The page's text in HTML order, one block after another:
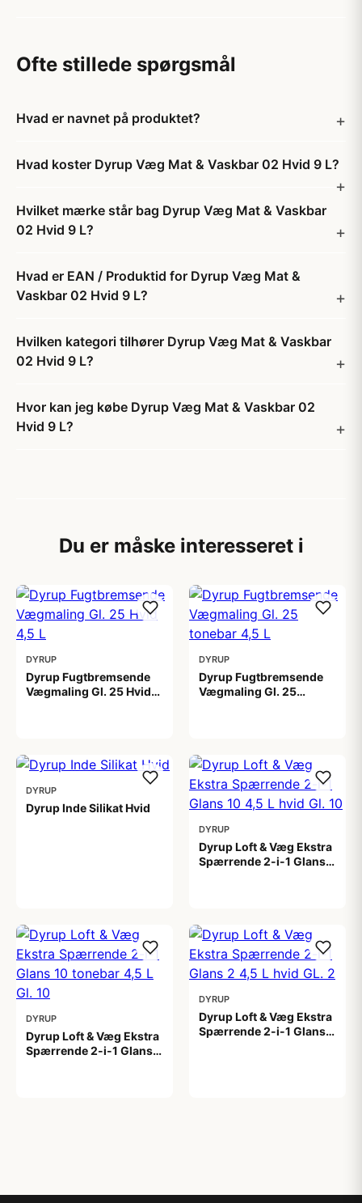
Ofte stillede spørgsmål
Hvad er navnet på produktet?
Hvad koster Dyrup Væg Mat & Vaskbar 02 Hvid 9 L?
Hvilket mærke står bag Dyrup Væg Mat & Vaskbar
02 Hvid 9 L?
Hvad er EAN / Produktid for Dyrup Væg Mat &
Vaskbar 02 Hvid 9 L?
Hvilken kategori tilhører Dyrup Væg Mat & Vaskbar
02 Hvid 9 L?
Hvor kan jeg købe Dyrup Væg Mat & Vaskbar 02
Hvid 9 L?
Du er måske interesseret i
DYRUP
Dyrup Fugtbremsende
Vægmaling Gl. 25 Hvid
DYRUP
Dyrup Fugtbremsende
Vægmaling Gl. 25
DYRUP
Dyrup Inde Silikat Hvid
DYRUP
Dyrup Loft & Væg Ekstra
Spærrende 2-i-1 Glans
DYRUP
Dyrup Loft & Væg Ekstra
Spærrende 2-i-1 Glans
DYRUP
Dyrup Loft & Væg Ekstra
Spærrende 2-i-1 Glans 2